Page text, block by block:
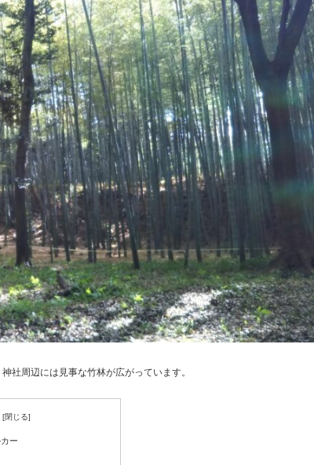
社周辺には見事な竹林が広がっています。
ー